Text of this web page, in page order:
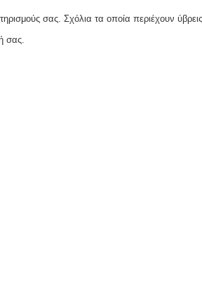
σας. Σχόλια τα οποία περιέχουν
σας.